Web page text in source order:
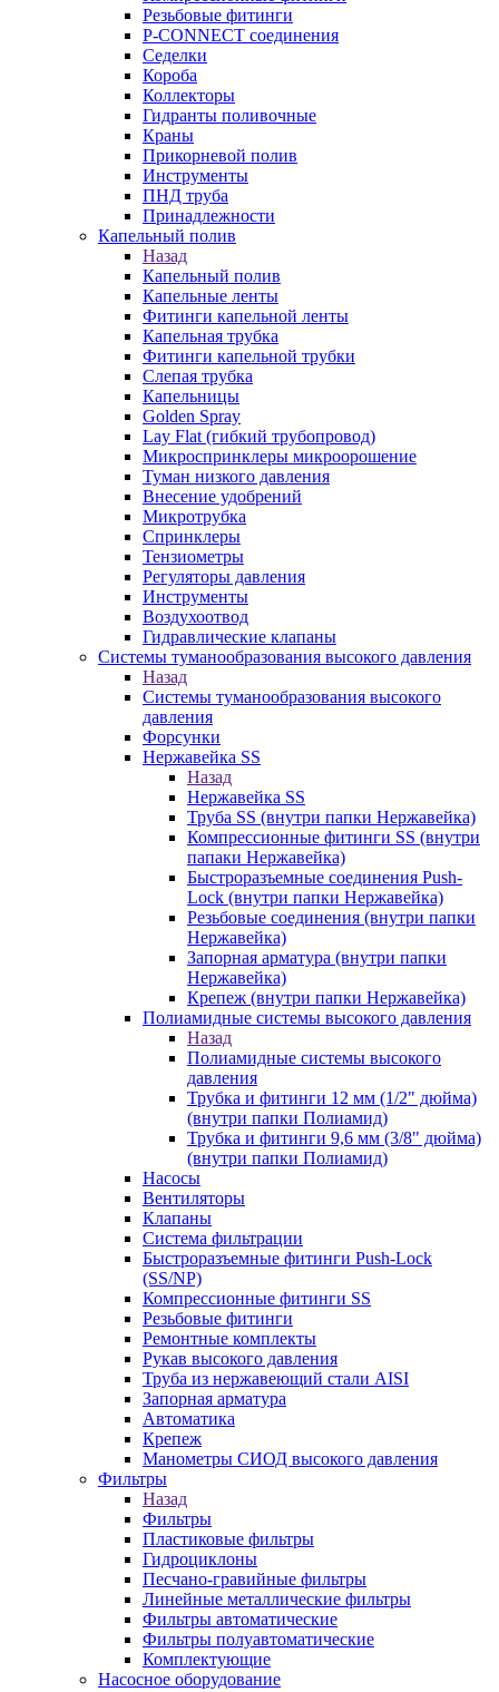
Резьбовые фитинги
P-CONNECT соединения
Седелки
Короба
Коллекторы
Гидранты поливочные
Краны
Прикорневой полив
Инструменты
ПНД труба
Принадлежности
Капельный полив
Назад
Капельный полив
Капельные ленты
Фитинги капельной ленты
Капельная трубка
Фитинги капельной трубки
Слепая трубка
Капельницы
Golden Spray
Lay Flat (гибкий трубопровод)
Микроспринклеры микроорошение
Туман низкого давления
Внесение удобрений
Микротрубка
Спринклеры
Тензиометры
Регуляторы давления
Инструменты
Воздухоотвод
Гидравлические клапаны
Системы туманообразования высокого давления
Назад
Системы туманообразования высокого
давления
Форсунки
Нержавейка SS
Назад
Нержавейка SS
Труба SS (внутри папки Нержавейка)
Компрессионные фитинги SS (внутри
папаки Нержавейка)
Быстроразъемные соединения Push-
Lock (внутри папки Нержавейка)
Резьбовые соединения (внутри папки
Нержавейка)
Запорная арматура (внутри папки
Нержавейка)
Крепеж (внутри папки Нержавейка)
Полиамидные системы высокого давления
Назад
Полиамидные системы высокого
давления
Трубка и фитинги 12 мм (1/2" дюйма)
(внутри папки Полиамид)
Трубка и фитинги 9,6 мм (3/8" дюйма)
(внутри папки Полиамид)
Насосы
Вентиляторы
Клапаны
Система фильтрации
Быстроразъемные фитинги Push-Lock
(SS/NP)
Компрессионные фитинги SS
Резьбовые фитинги
Ремонтные комплекты
Рукав высокого давления
Труба из нержавеющий стали AISI
Запорная арматура
Автоматика
Крепеж
Манометры СИОД высокого давления
Фильтры
Назад
Фильтры
Пластиковые фильтры
Гидроциклоны
Песчано-гравийные фильтры
Линейные металлические фильтры
Фильтры автоматические
Фильтры полуавтоматические
Комплектующие
Насосное оборудование